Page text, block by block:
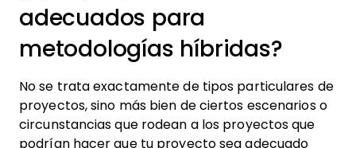
adecuados para
metodologías híbridas?
No se trata exactamente de tipos particulares de
proyectos, sino más bien de ciertos escenarios o
circunstancias que rodean a los proyectos que
podrían hacer que tu proyecto sea adecuado